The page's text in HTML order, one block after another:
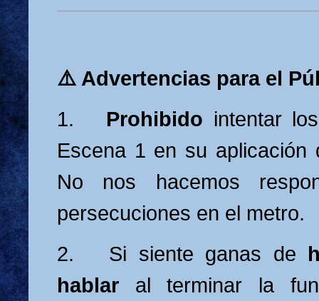
⚠️ Advertencias para el
1. Prohibido intentar
Escena 1 en su aplicación
No nos hacemos
persecuciones en el metro.
2. Si siente ganas de
hablar al terminar la